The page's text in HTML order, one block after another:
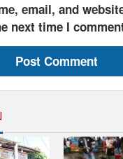
email, and
next time I